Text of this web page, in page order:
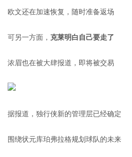
欧文还在加速恢复，随时准备返场
可另一方面， 克莱明白自己要走了
浓眉也在被大肆报道，即将被交易
据报道，独行侠新的管理层已经确定
围绕状元库珀弗拉格规划球队的未来